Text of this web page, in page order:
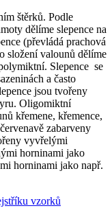
štěrků. Podle
dělíme slepence na
(převládá prachová
složení valounů dělíme
Slepence se
a často
jsou tvořeny
Oligomiktní
křemene, křemence,
zabarveny
vyvřelými
horninami jako
horninami jako např.
vzorků